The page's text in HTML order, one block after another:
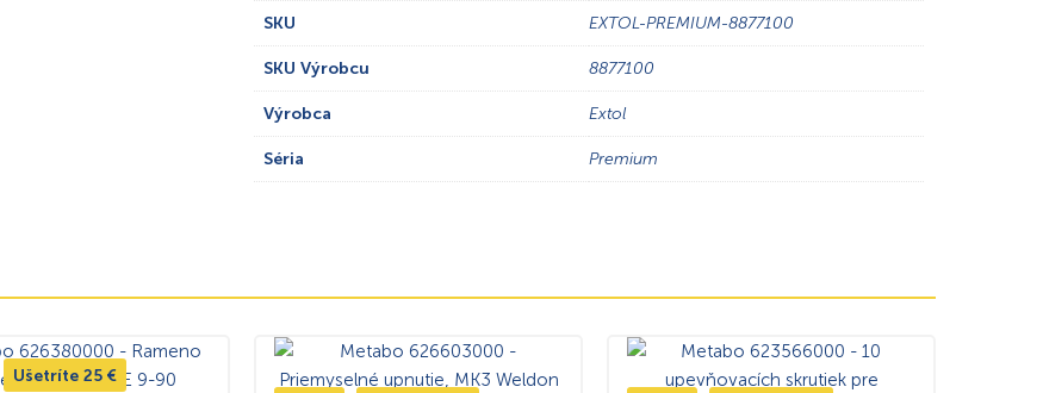
SKU EXTOL-PREMIUM-8877100
SKU Výrobcu 8877100
Výrobca Extol
Séria Premium
Ušetríte 25 €